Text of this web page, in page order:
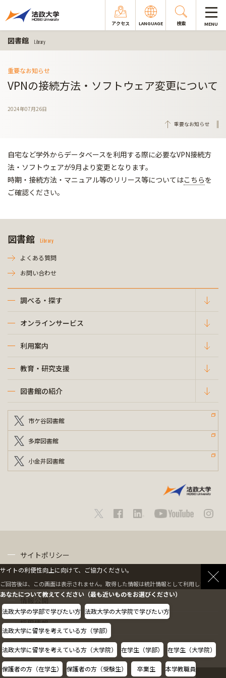
アクセス LANGUAGE 検索 MENU
図書館 Library
重要なお知らせ
VPNの接続方法・ソフトウェア変更について
2024年07月26日
重要なお知らせ
自宅など学外からデータベースを利用する際に必要なVPN接続方
法・ソフトウェアが9月より変更となります。
時期・接続方法・マニュアル等のリリース等についてはこちらを
ご確認ください。
図書館 Library
よくある質問
お問い合わせ
調べる・探す
オンラインサービス
利用案内
教育・研究支援
図書館の紹介
市ケ谷図書館
多摩図書館
小金井図書館
サイトポリシー
情報公開
採用情報
教職員の方へ
サイトの利便性向上に向けて、ご協力ください。
ご回答後は、この画面は表示されません。取得した情報は統計情報として利用します。
あなたについて教えてください（最も近いものをお選びください）
法政大学の学部で学びたい方 法政大学の大学院で学びたい方
法政大学に留学を考えている方（学部）
法政大学に留学を考えている方（大学院） 在学生（学部） 在学生（大学院）
保護者の方（在学生） 保護者の方（受験生） 卒業生 本学教職員